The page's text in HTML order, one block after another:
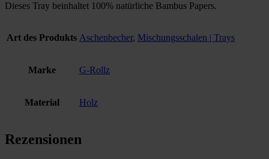
Dieses Tray beinhaltet 100% natürliche Bambus Papers.
Art des Produkts Aschenbecher, Mischungsschalen | Trays
Marke G-Rollz
Material Holz
Rezensionen